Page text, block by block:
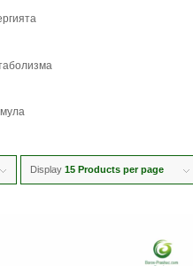
Display 15 Products per page